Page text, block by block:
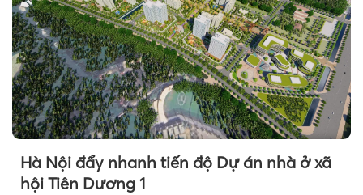
Hà Nội đẩy nhanh tiến độ Dự án nhà ở xã
hội Tiên Dương 1